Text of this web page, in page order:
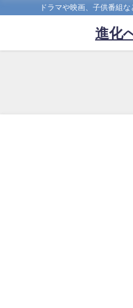
ドラマや映画、子供番組
進化